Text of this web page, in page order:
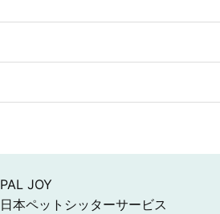
PAL JOY
日本ペットシッターサービス